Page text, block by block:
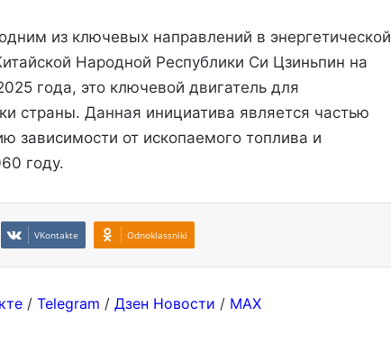
из ключевых направлений в энергетической
Народной Республики Си Цзиньпин на
года, это ключевой двигатель для
страны. Данная инициатива является частью
зависимости от ископаемого топлива и
году.
VKontakte Odnoklassniki
/ Telegram / Дзен Новости / MAX